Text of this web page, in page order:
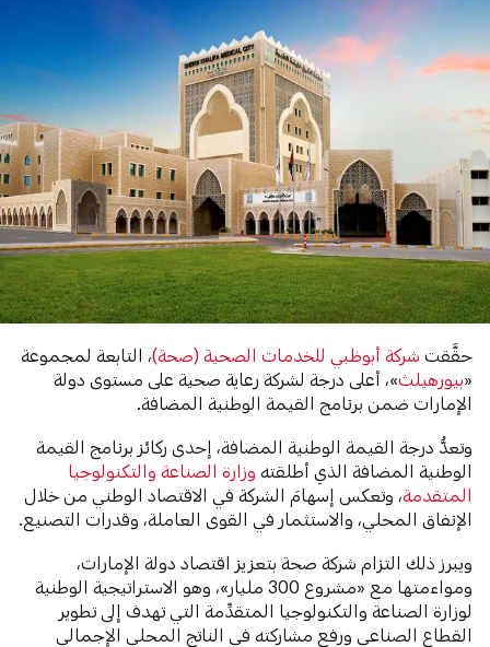
حقَّقتشركة أبوظبي للخدمات الصحية (صحة)، التابعة لمجموعة
«بيورهيلث»، أعلى درجة لشركة رعاية صحية على مستوى دولة
الإمارات ضمن برنامج القيمة الوطنية المضافة.
وتعدُّ درجة القيمة الوطنية المضافة، إحدى ركائز برنامج القيمة
الوطنية المضافة الذي أطلقتهوزارة الصناعة والتكنولوجيا
المتقدمة، وتعكس إسهامَ الشركة في الاقتصاد الوطني من خلال
الإنفاق المحلي، والاستثمار في القوى العاملة، وقدرات التصنيع.
ويبرز ذلك التزام شركة صحة بتعزيز اقتصاد دولة الإمارات،
ومواءمتها مع «مشروع 300 مليار»، وهو الاستراتيجية الوطنية
لوزارة الصناعة والتكنولوجيا المتقدِّمة التي تهدف إلى تطوير
القطاع الصناعي ورفع مشاركته في الناتج المحلي الإجمالي